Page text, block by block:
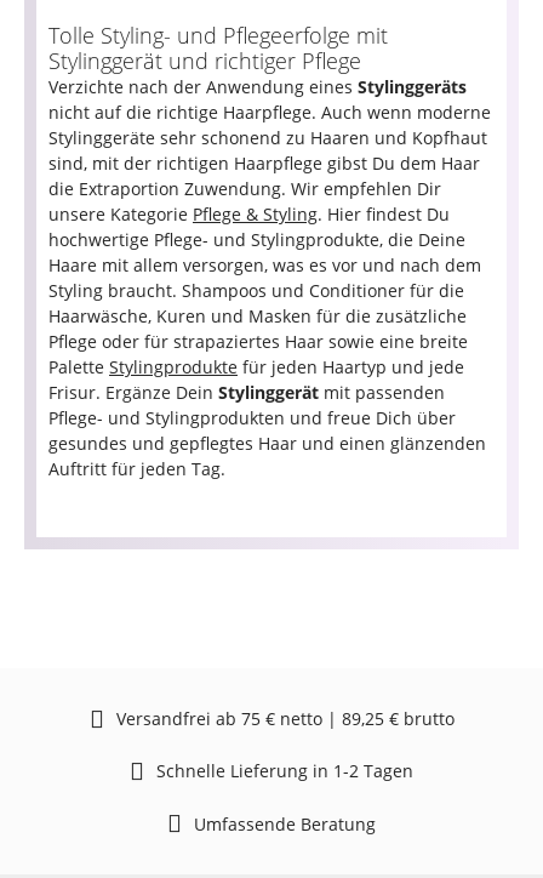
Tolle Styling- und Pflegeerfolge mit
Stylinggerät und richtiger Pflege
Verzichte nach der Anwendung eines Stylinggeräts
nicht auf die richtige Haarpflege. Auch wenn moderne
Stylinggeräte sehr schonend zu Haaren und Kopfhaut
sind, mit der richtigen Haarpflege gibst Du dem Haar
die Extraportion Zuwendung. Wir empfehlen Dir
unsere Kategorie Pflege & Styling. Hier findest Du
hochwertige Pflege- und Stylingprodukte, die Deine
Haare mit allem versorgen, was es vor und nach dem
Styling braucht. Shampoos und Conditioner für die
Haarwäsche, Kuren und Masken für die zusätzliche
Pflege oder für strapaziertes Haar sowie eine breite
Palette Stylingprodukte für jeden Haartyp und jede
Frisur. Ergänze Dein Stylinggerät mit passenden
Pflege- und Stylingprodukten und freue Dich über
gesundes und gepflegtes Haar und einen glänzenden
Auftritt für jeden Tag.
Versandfrei ab 75 € netto | 89,25 € brutto
Schnelle Lieferung in 1-2 Tagen
Umfassende Beratung